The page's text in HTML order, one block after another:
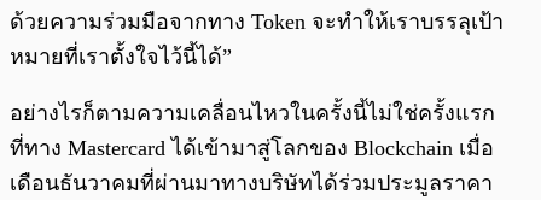
ด้วยความร่วมมือจากทาง Token จะทำให้เราบรรลุเป้า
หมายที่เราตั้งใจไว้นี้ได้”
อย่างไรก็ตามความเคลื่อนไหวในครั้งนี้ไม่ใช่ครั้งแรก
ที่ทาง Mastercard ได้เข้ามาสู่โลกของ Blockchain เมื่อ
เดือนธันวาคมที่ผ่านมาทางบริษัทได้ร่วมประมูลราคา